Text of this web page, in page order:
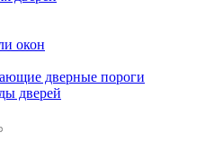
окон
дверные пороги
дверей